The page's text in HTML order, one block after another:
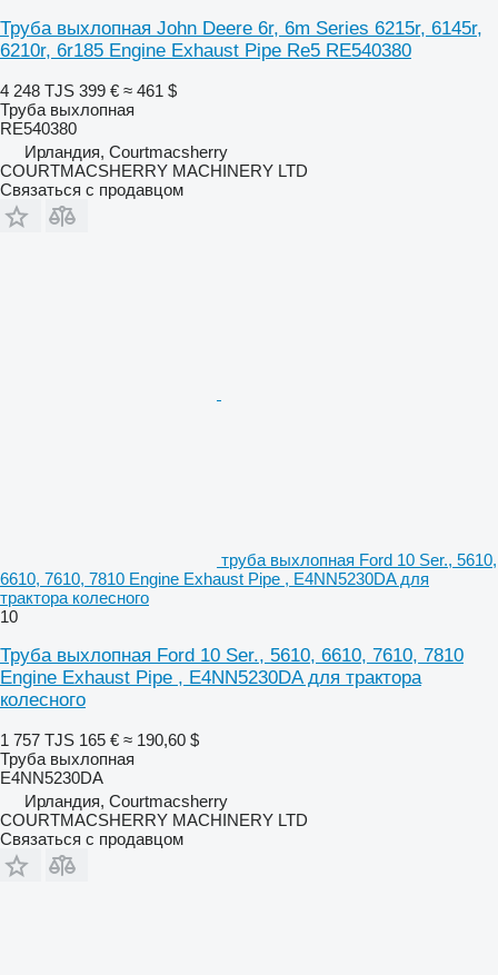
Труба выхлопная John Deere 6r, 6m Series 6215r, 6145r,
6210r, 6r185 Engine Exhaust Pipe Re5 RE540380
4 248 TJS 399 € ≈ 461 $
Труба выхлопная
RE540380
Ирландия, Courtmacsherry
COURTMACSHERRY MACHINERY LTD
Связаться с продавцом
труба выхлопная Ford 10 Ser., 5610,
6610, 7610, 7810 Engine Exhaust Pipe , E4NN5230DA для
трактора колесного
10
Труба выхлопная Ford 10 Ser., 5610, 6610, 7610, 7810
Engine Exhaust Pipe , E4NN5230DA для трактора
колесного
1 757 TJS 165 € ≈ 190,60 $
Труба выхлопная
E4NN5230DA
Ирландия, Courtmacsherry
COURTMACSHERRY MACHINERY LTD
Связаться с продавцом